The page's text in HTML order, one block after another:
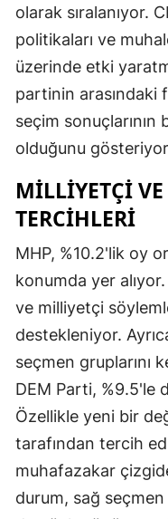
olarak sıralanıyor.
politikaları ve
üzerinde etki
partinin arasındaki
seçim sonuçlarının
olduğunu
MILLIYETÇI
TERCIHLERI
MHP, %10.2'lik oy
konumda yer
ve milliyetçi
destekleniyor.
seçmen gruplarını
DEM Parti, %9.5'le
Özellikle yeni bir
tarafından tercih
muhafazakar
durum, sağ